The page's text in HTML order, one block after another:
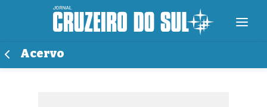
Acervo